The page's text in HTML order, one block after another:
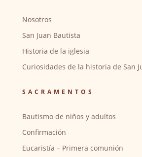
Nosotros
San Juan Bautista
Historia de la iglesia
Curiosidades de la historia de San
SACRAMENTOS
Bautismo de niños y adultos
Confirmación
Eucaristía – Primera comunión